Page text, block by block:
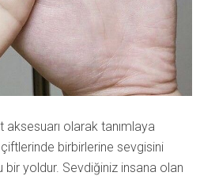
aksesuarı olarak tanımlaya
birbirlerine sevgisini
yoldur. Sevdiğiniz insana olan